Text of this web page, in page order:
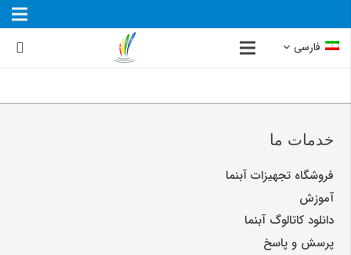
فارسی
خدمات ما
فروشگاه تجهیزات آبنما
آموزش
دانلود کاتالوگ آبنما
پرسش و پاسخ